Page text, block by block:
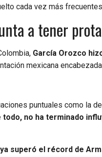
cada vez más
a tener
García Orozco
mexicana
puntuales como la
no ha terminado
superó el récord de